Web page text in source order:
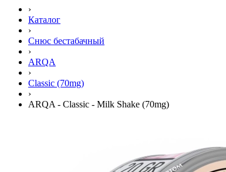
›
Каталог
›
Снюс бестабачный
›
ARQA
›
Classic (70mg)
›
ARQA - Classic - Milk Shake (70mg)